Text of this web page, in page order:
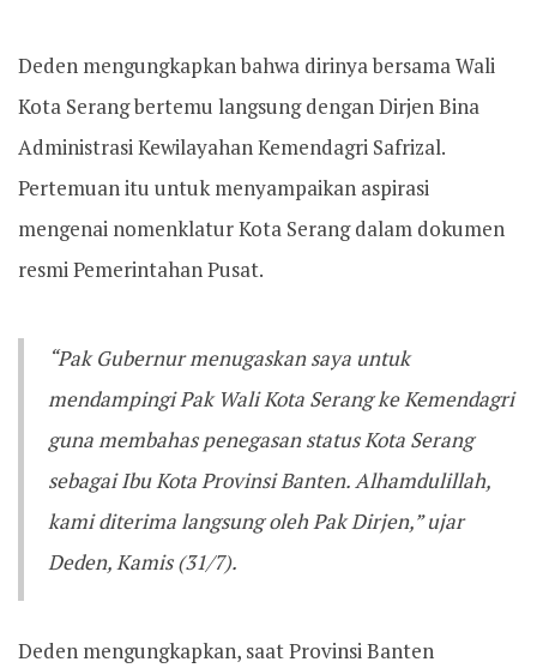
Deden mengungkapkan bahwa dirinya bersama Wali
Kota Serang bertemu langsung dengan Dirjen Bina
Administrasi Kewilayahan Kemendagri Safrizal.
Pertemuan itu untuk menyampaikan aspirasi
mengenai nomenklatur Kota Serang dalam dokumen
resmi Pemerintahan Pusat.
“Pak Gubernur menugaskan saya untuk
mendampingi Pak Wali Kota Serang ke Kemendagri
guna membahas penegasan status Kota Serang
sebagai Ibu Kota Provinsi Banten. Alhamdulillah,
kami diterima langsung oleh Pak Dirjen,” ujar
Deden, Kamis (31/7).
Deden mengungkapkan, saat Provinsi Banten